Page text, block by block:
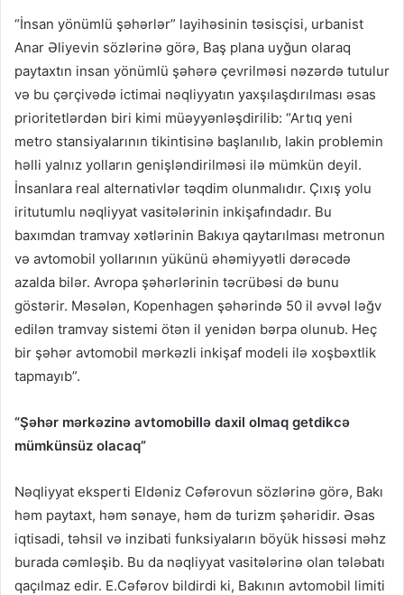
“İnsan yönümlü şəhərlər” layihəsinin təsisçisi, urbanist
Anar Əliyevin sözlərinə görə, Baş plana uyğun olaraq
paytaxtın insan yönümlü şəhərə çevrilməsi nəzərdə tutulur
və bu çərçivədə ictimai nəqliyyatın yaxşılaşdırılması əsas
prioritetlərdən biri kimi müəyyənləşdirilib: “Artıq yeni
metro stansiyalarının tikintisinə başlanılıb, lakin problemin
həlli yalnız yolların genişləndirilməsi ilə mümkün deyil.
İnsanlara real alternativlər təqdim olunmalıdır. Çıxış yolu
iritutumlu nəqliyyat vasitələrinin inkişafındadır. Bu
baxımdan tramvay xətlərinin Bakıya qaytarılması metronun
və avtomobil yollarının yükünü əhəmiyyətli dərəcədə
azalda bilər. Avropa şəhərlərinin təcrübəsi də bunu
göstərir. Məsələn, Kopenhagen şəhərində 50 il əvvəl ləğv
edilən tramvay sistemi ötən il yenidən bərpa olunub. Heç
bir şəhər avtomobil mərkəzli inkişaf modeli ilə xoşbəxtlik
tapmayıb”.
“Şəhər mərkəzinə avtomobillə daxil olmaq getdikcə
mümkünsüz olacaq”
Nəqliyyat eksperti Eldəniz Cəfərovun sözlərinə görə, Bakı
həm paytaxt, həm sənaye, həm də turizm şəhəridir. Əsas
iqtisadi, təhsil və inzibati funksiyaların böyük hissəsi məhz
burada cəmləşib. Bu da nəqliyyat vasitələrinə olan tələbatı
qaçılmaz edir. E.Cəfərov bildirdi ki, Bakının avtomobil limiti